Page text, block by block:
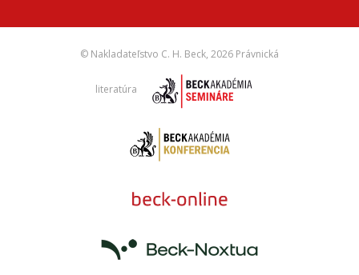
© Nakladateľstvo C. H. Beck, 2026 Právnická
literatúra